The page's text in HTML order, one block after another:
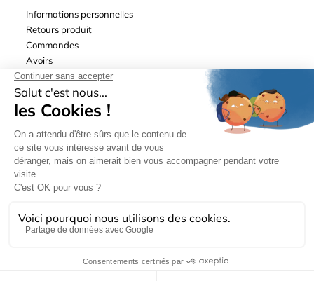
Informations personnelles
Retours produit
Commandes
Avoirs
Adresses
Bons de réduction
de ventes| © Hydrodis 2003-2026. Tous droits réservés